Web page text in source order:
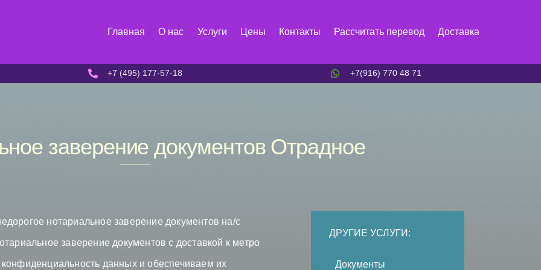
Главная О нас Услуги Цены Контакты Рассчитать перевод Доставка
+7 (495) 177-57-18 +7(916) 770 48 71
заверение документов Отрадное
нотариальное заверение документов на/с
заверение документов с доставкой к метро
данных и обеспечиваем их
ДРУГИЕ УСЛУГИ:
Документы